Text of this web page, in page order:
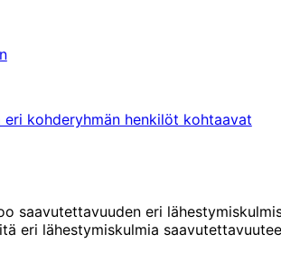
kohderyhmän henkilöt kohtaavat
saavutettavuuden eri
eri lähestymiskulmia